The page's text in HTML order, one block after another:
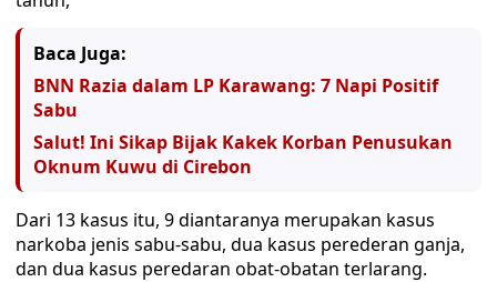
Baca Juga:
BNN Razia dalam LP Karawang: 7 Napi Positif
Sabu
Salut! Ini Sikap Bijak Kakek Korban Penusukan
Oknum Kuwu di Cirebon
Dari 13 kasus itu, 9 diantaranya merupakan kasus
narkoba jenis sabu-sabu, dua kasus perederan ganja,
dan dua kasus peredaran obat-obatan terlarang.